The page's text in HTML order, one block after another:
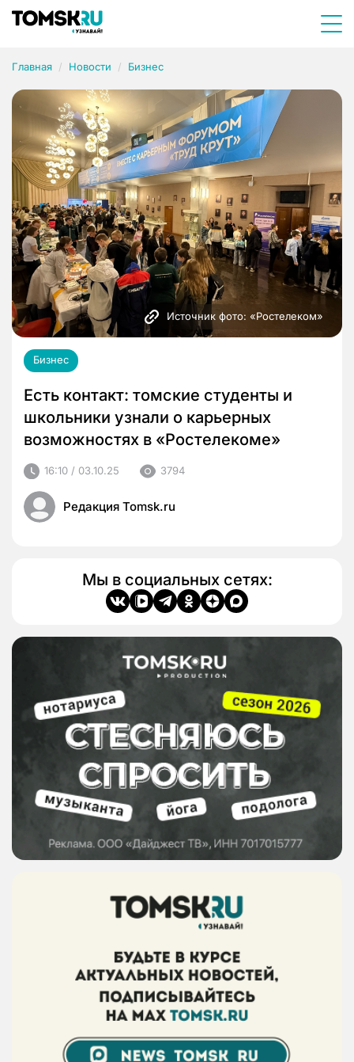
Главная Новости Бизнес
Источник фото: «Ростелеком»
Бизнес
Есть контакт: томские студенты и
школьники узнали о карьерных
возможностях в «Ростелекоме»
16:10 / 03.10.25 3794
Редакция Tomsk.ru
Мы в социальных сетях: